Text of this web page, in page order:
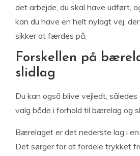
det arbejde, du skal have udført,
kan du have en helt nylagt vej,
sikker at færdes på.
Forskellen på
slidlag
Du kan også blive vejledt,
valg både i forhold til bærelag og
Bærelaget er det nederste lag i
Det sørger for at fordele trykket